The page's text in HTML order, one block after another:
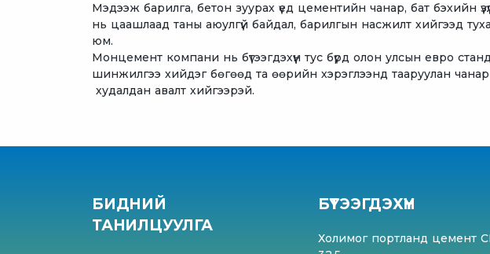
Мэдээж барилга, бетон зуурах үед цементийн чанар, бат бэхийн
нь цаашлаад таны аюулгүй байдал, барилгын насжилт хийгээд
юм.
Монцемент компани нь бүтээгдэхүүн тус бүрд олон улсын евро
шинжилгээ хийдэг бөгөөд та өөрийн хэрэглээнд тааруулан чанарын
худалдан авалт хийгээрэй.
БИДНИЙ
ТАНИЛЦУУЛГА
БҮТЭЭГДЭХҮҮН
Холимог портланд цемент